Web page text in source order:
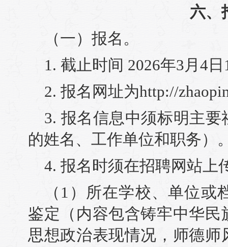
六、
（一）报名。
1. 截止时间 2026年3月4
2. 报名网址为http://
3. 报名信息中须标明主
的姓名、工作单位和职务）
4. 报名时须在招聘网站上
（1）所在学校、单位
鉴定（内容包含铸牢中华
思想政治表现情况，师德